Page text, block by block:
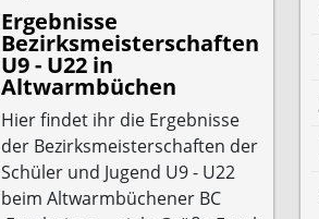
Ergebnisse
Bezirksmeisterschaften
U9 - U22 in
Altwarmbüchen
Hier findet ihr die Ergebnisse
der Bezirksmeisterschaften der
Schüler und Jugend U9 - U22
beim Altwarmbüchener BC